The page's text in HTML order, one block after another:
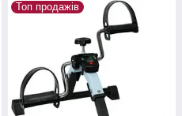
Топ продажів